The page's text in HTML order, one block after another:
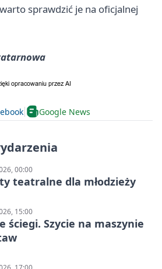
sprawdzić je na oficjalnej
Google News
00:00
teatralne dla młodzieży
15:00
ściegi. Szycie na maszynie